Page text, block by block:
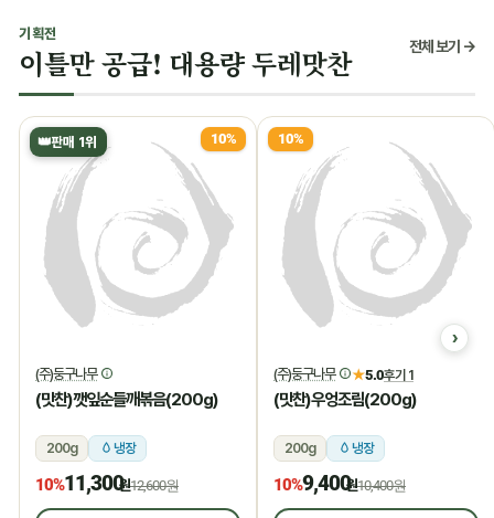
기획전
이틀만 공급! 대용량 두레맛찬 전체 보기 →
👑판매 1위 10%
(주)둥구나무
(맛찬)깻잎순들깨볶음(200g)
200g 냉장
10%11,300원12,600원
10%
(주)둥구나무 ★5.0후기 1
(맛찬)우엉조림(200g)
200g 냉장
10%9,400원10,400원